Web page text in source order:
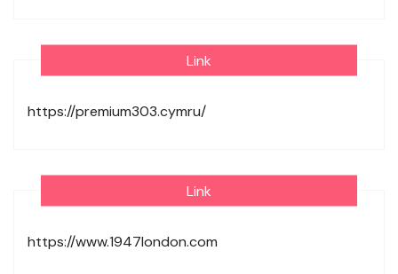
Link
https://premium303.cymru/
Link
https://www.1947london.com